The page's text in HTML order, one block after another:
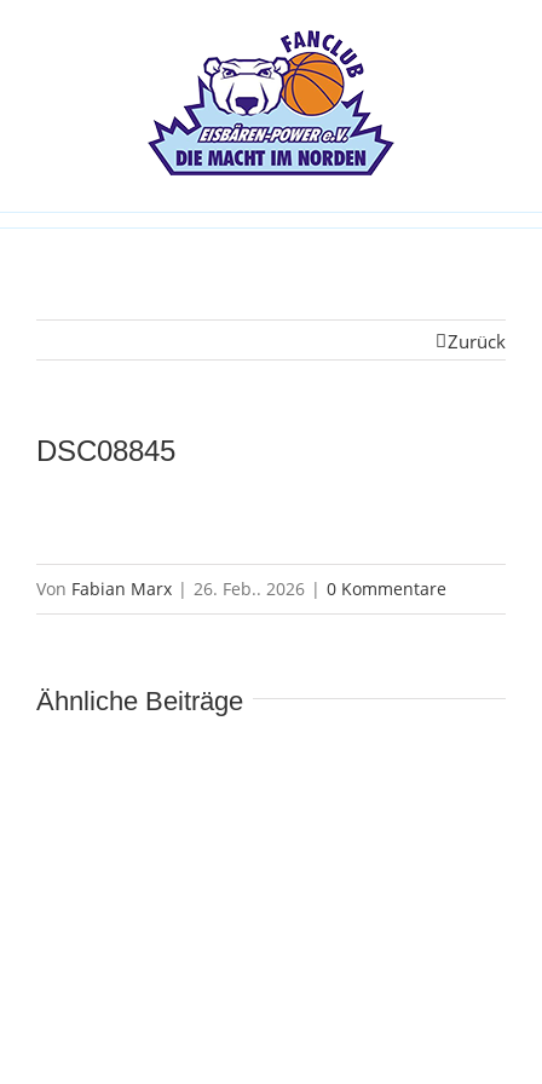
Zurück
DSC08845
Von Fabian Marx | 26. Feb.. 2026 | 0 Kommentare
Ähnliche Beiträge